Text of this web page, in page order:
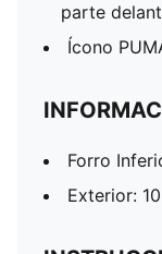
parte
Ícono
Forro
Exterior: